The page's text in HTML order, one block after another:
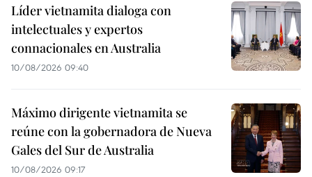
Líder vietnamita dialoga con
intelectuales y expertos
connacionales en Australia
10/08/2026 09:40
Máximo dirigente vietnamita se
reúne con la gobernadora de Nueva
Gales del Sur de Australia
10/08/2026 09:17